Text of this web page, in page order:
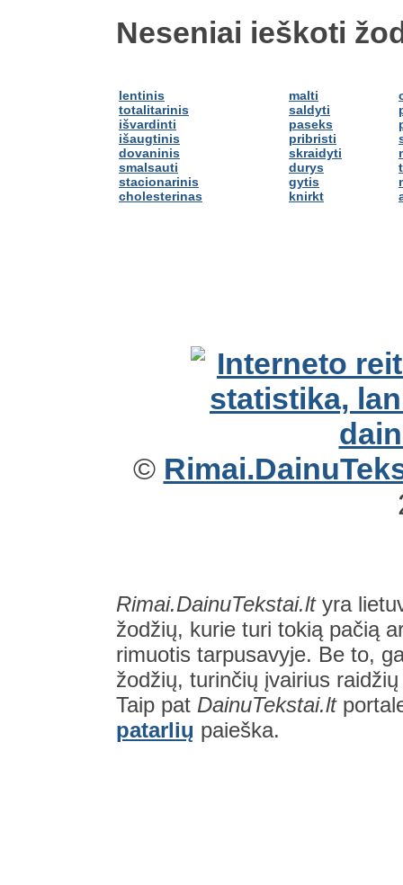
Neseniai ieškoti
lentinis
totalitarinis
išvardinti
išaugtinis
dovaninis
smalsauti
stacionarinis
cholesterinas
malti
saldyti
paseks
pribristi
skraidyti
durys
gytis
knirkt
©
Rimai.DainuTekstai.ltyra
žodžių, kurie turi tokią pačią
rimuotis tarpusavyje. Be to,
žodžių, turinčių įvairius
Taip pat DainuTekstai.lt
patarlių paieška.